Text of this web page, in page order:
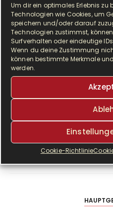
Um dir ein optimales Erlebnis zu
Technologien wie Cookies, um
speichern und/oder darauf
Technologien zustimmst,
Surfverhalten oder eindeutige
Wenn du deine Zustimmung
können bestimmte Merkmale
werden.
Cookie-Richtlinie
W enn es im
bleibt der
Brot genauso